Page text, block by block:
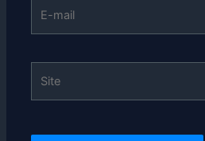
mail